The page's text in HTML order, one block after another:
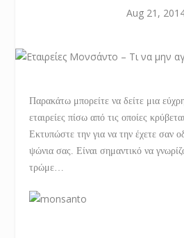
Aug 21,
Παρακάτω μπορείτε να δείτε μια
εταιρείες πίσω από τις οποίες
Εκτυπώστε την για να την έχετε σαν
ψώνια σας. Είναι σημαντικό να
τρώμε…